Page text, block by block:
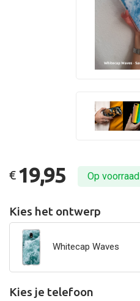
€ 19,95 Op voorraad
Kies het ontwerp
Whitecap Waves
Kies je telefoon